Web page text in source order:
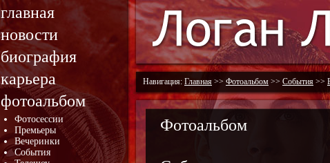
главная
новости
биография
карьера
фотоальбом
Фотосессии
Премьеры
Вечеринки
События
Навигация: Главная >> Фотоальбом >> События >>
Фотоальбом